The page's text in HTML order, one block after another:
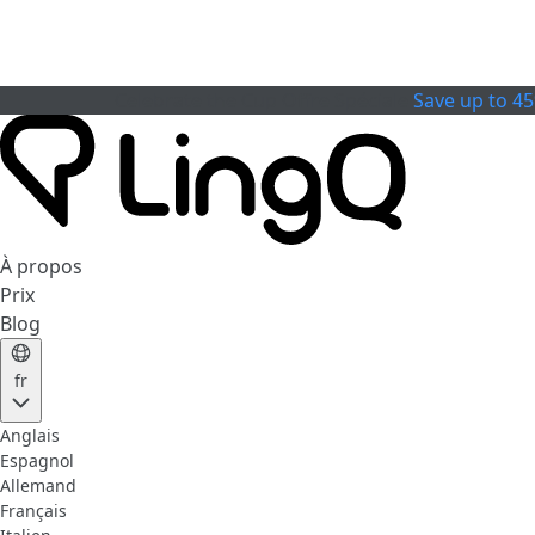
Save up to
À propos
Prix
Blog
fr
Anglais
Espagnol
Allemand
Français